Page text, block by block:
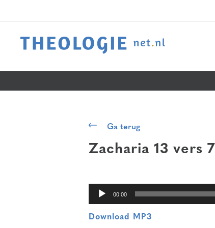
Ga terug
Zacharia 13 vers 7
00:00
Download MP3